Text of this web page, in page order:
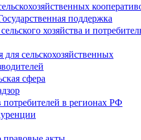
поддержка
хозяйства и
сельскохозяйственных
сфера
потребителей в регионах РФ